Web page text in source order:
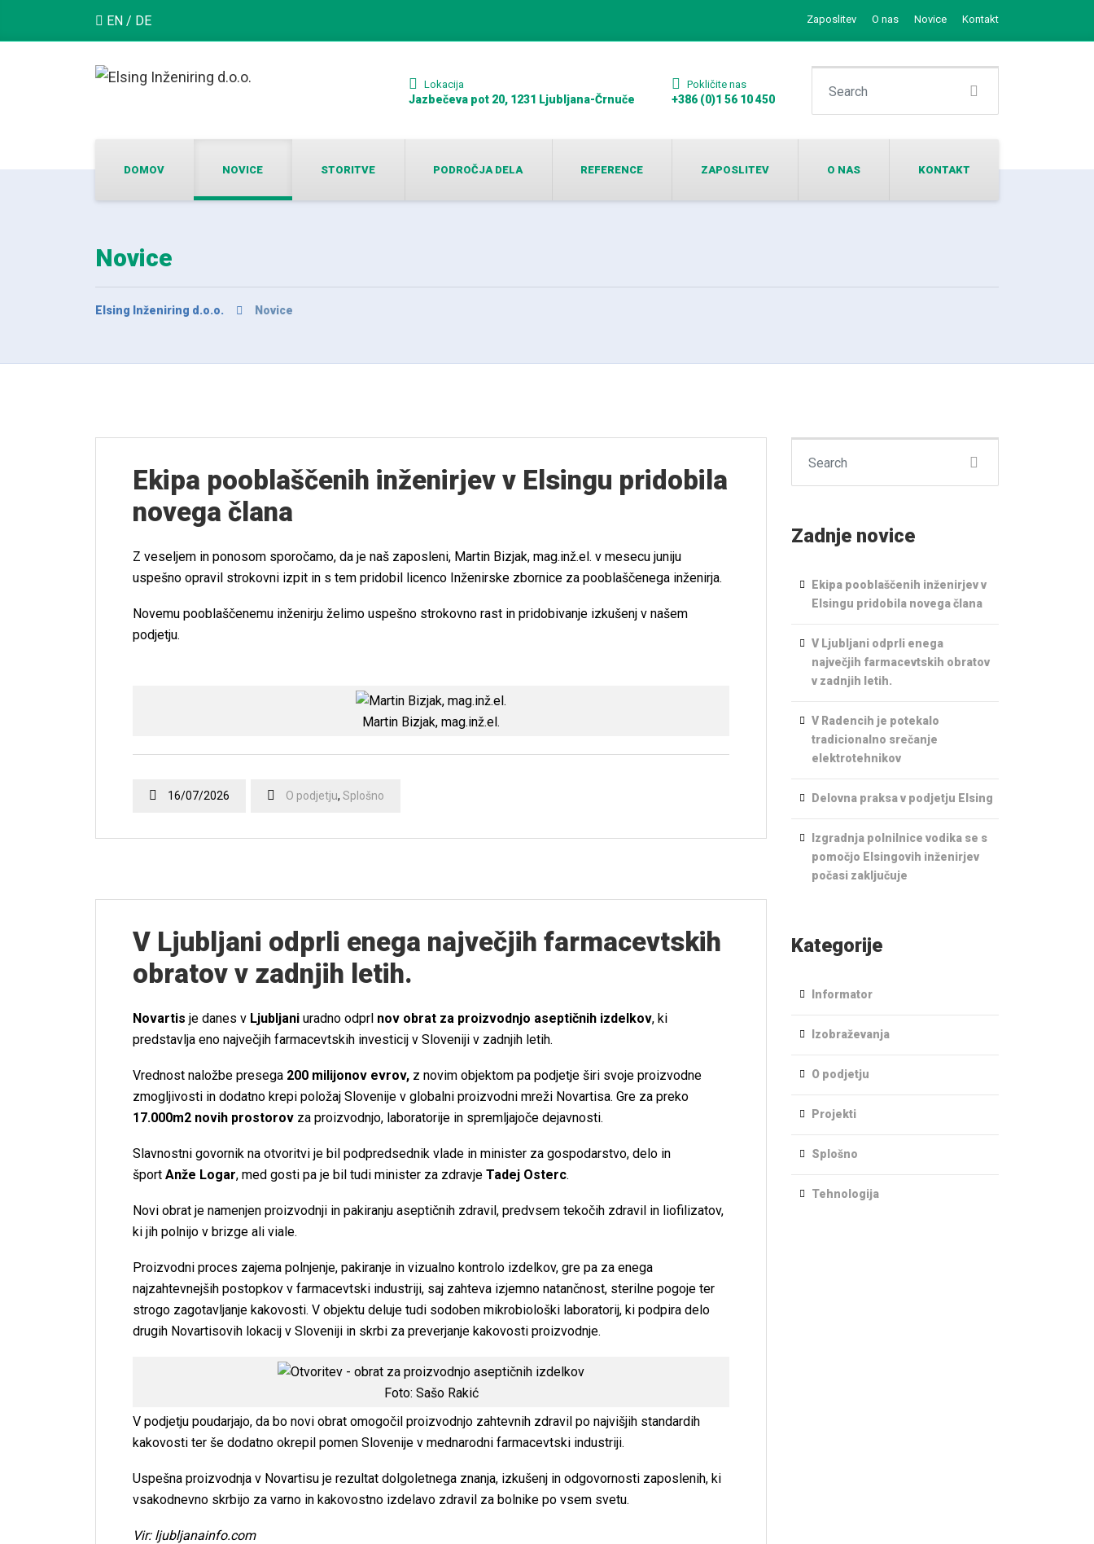
EN / DE Zaposlitev O nas Novice Kontakt
DOMOV NOVICE STORITVE PODROČJA DELA REFERENCE ZAPOSLITEV O NAS KONTAKT
Lokacija
Jazbečeva pot 20, 1231 Ljubljana-Črnuče
Pokličite nas
+386 (0)1 56 10 450
Novice
Elsing Inženiring d.o.o. Novice
Ekipa pooblaščenih inženirjev v Elsingu pridobila
novega člana
Z veseljem in ponosom sporočamo, da je naš zaposleni, Martin Bizjak, mag.inž.el. v mesecu juniju
uspešno opravil strokovni izpit in s tem pridobil licenco Inženirske zbornice za pooblaščenega inženirja.
Novemu pooblaščenemu inženirju želimo uspešno strokovno rast in pridobivanje izkušenj v našem
podjetju.
Martin Bizjak, mag.inž.el.
16/07/2026 O podjetju, Splošno
V Ljubljani odprli enega največjih farmacevtskih
obratov v zadnjih letih.
Novartis je danes v Ljubljani uradno odprl nov obrat za proizvodnjo aseptičnih izdelkov, ki
predstavlja eno največjih farmacevtskih investicij v Sloveniji v zadnjih letih.
Vrednost naložbe presega 200 milijonov evrov, z novim objektom pa podjetje širi svoje proizvodne
zmogljivosti in dodatno krepi položaj Slovenije v globalni proizvodni mreži Novartisa. Gre za preko
17.000m2 novih prostorov za proizvodnjo, laboratorije in spremljajoče dejavnosti.
Slavnostni govornik na otvoritvi je bil podpredsednik vlade in minister za gospodarstvo, delo in
šport Anže Logar, med gosti pa je bil tudi minister za zdravje Tadej Osterc.
Novi obrat je namenjen proizvodnji in pakiranju aseptičnih zdravil, predvsem tekočih zdravil in liofilizatov,
ki jih polnijo v brizge ali viale.
Proizvodni proces zajema polnjenje, pakiranje in vizualno kontrolo izdelkov, gre pa za enega
najzahtevnejših postopkov v farmacevtski industriji, saj zahteva izjemno natančnost, sterilne pogoje ter
strogo zagotavljanje kakovosti. V objektu deluje tudi sodoben mikrobiološki laboratorij, ki podpira delo
drugih Novartisovih lokacij v Sloveniji in skrbi za preverjanje kakovosti proizvodnje.
Foto: Sašo Rakić
V podjetju poudarjajo, da bo novi obrat omogočil proizvodnjo zahtevnih zdravil po najvišjih standardih
kakovosti ter še dodatno okrepil pomen Slovenije v mednarodni farmacevtski industriji.
Uspešna proizvodnja v Novartisu je rezultat dolgoletnega znanja, izkušenj in odgovornosti zaposlenih, ki
vsakodnevno skrbijo za varno in kakovostno izdelavo zdravil za bolnike po vsem svetu.
Vir: ljubljanainfo.com
Zadnje novice
Ekipa pooblaščenih inženirjev v
Elsingu pridobila novega člana
V Ljubljani odprli enega
največjih farmacevtskih obratov
v zadnjih letih.
V Radencih je potekalo
tradicionalno srečanje
elektrotehnikov
Delovna praksa v podjetju Elsing
Izgradnja polnilnice vodika se s
pomočjo Elsingovih inženirjev
počasi zaključuje
Kategorije
Informator
Izobraževanja
O podjetju
Projekti
Splošno
Tehnologija